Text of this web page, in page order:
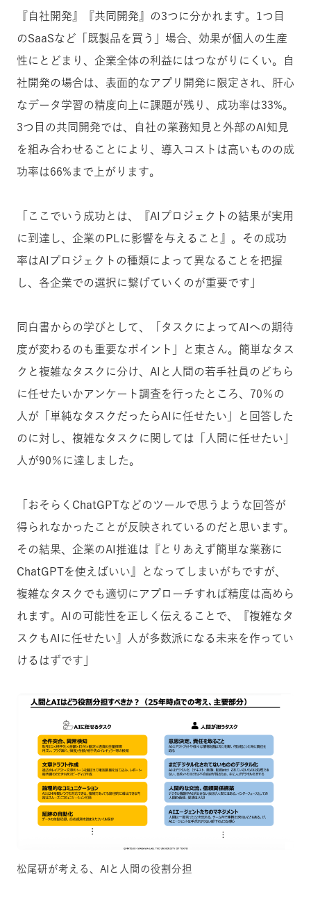
『自社開発』『共同開発』の3つに分かれます。1つ目
のSaaSなど「既製品を買う」場合、効果が個人の生産
性にとどまり、企業全体の利益にはつながりにくい。自
社開発の場合は、表面的なアプリ開発に限定され、肝心
なデータ学習の精度向上に課題が残り、成功率は33%。
3つ目の共同開発では、自社の業務知見と外部のAI知見
を組み合わせることにより、導入コストは高いものの成
功率は66%まで上がります。
「ここでいう成功とは、『AIプロジェクトの結果が実用
に到達し、企業のPLに影響を与えること』。その成功
率はAIプロジェクトの種類によって異なることを把握
し、各企業での選択に繋げていくのが重要です」
同白書からの学びとして、「タスクによってAIへの期待
度が変わるのも重要なポイント」と東さん。簡単なタス
クと複雑なタスクに分け、AIと人間の若手社員のどちら
に任せたいかアンケート調査を行ったところ、70％の
人が「単純なタスクだったらAIに任せたい」と回答した
のに対し、複雑なタスクに関しては「人間に任せたい」
人が90％に達しました。
「おそらくChatGPTなどのツールで思うような回答が
得られなかったことが反映されているのだと思います。
その結果、企業のAI推進は『とりあえず簡単な業務に
ChatGPTを使えばいい』となってしまいがちですが、
複雑なタスクでも適切にアプローチすれば精度は高めら
れます。AIの可能性を正しく伝えることで、『複雑なタ
スクもAIに任せたい』人が多数派になる未来を作ってい
けるはずです」
松尾研が考える、AIと人間の役割分担